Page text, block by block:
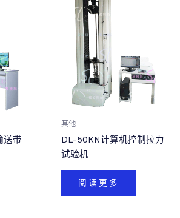
送带
其他
DL-50KN计算机控制拉力
试验机
阅读更多